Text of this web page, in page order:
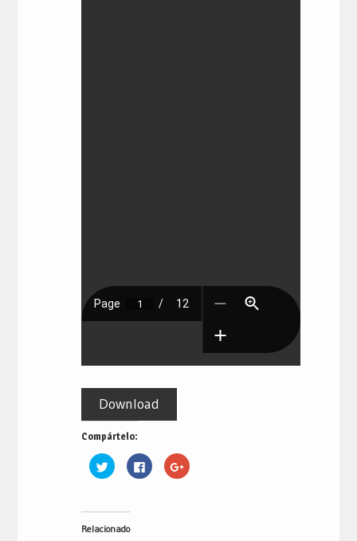
Download
Compártelo:
Haz
clic
Twitter
abre
Haz
clic
Haz
clic
Relacionado